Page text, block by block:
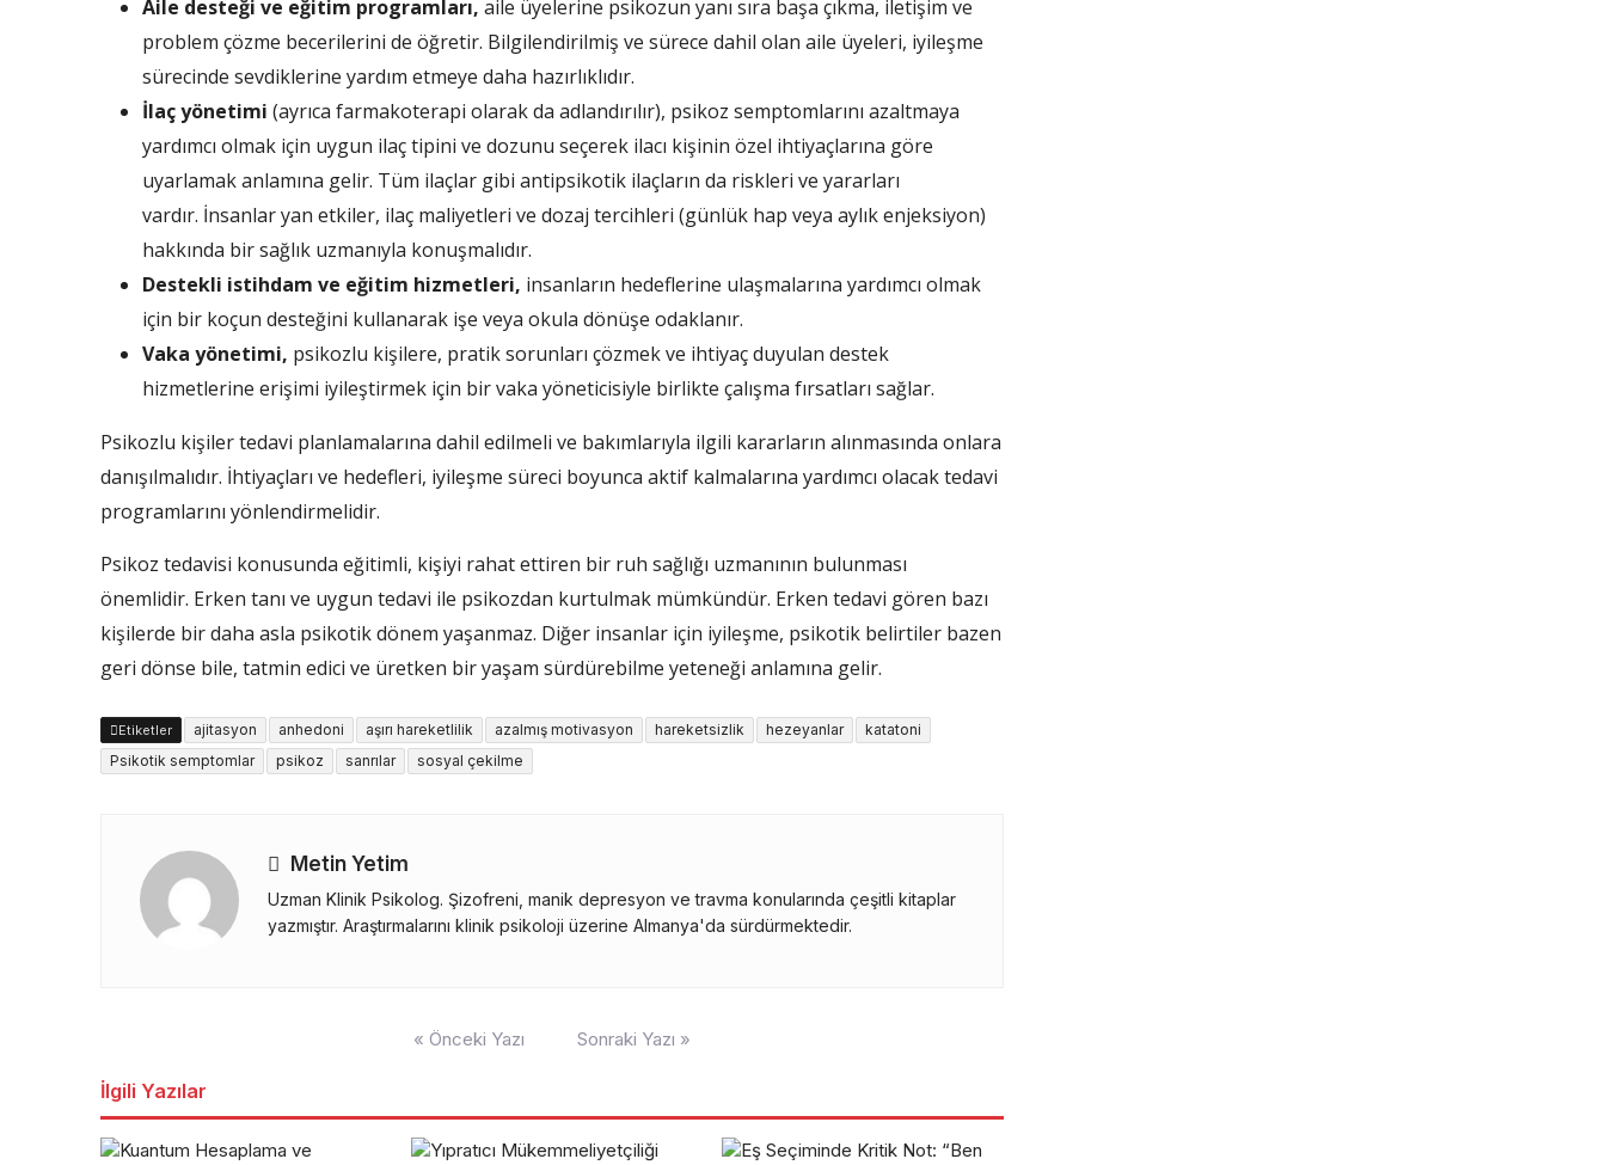
Aile desteği ve eğitim programları, aile üyelerine psikozun yanı sıra başa çıkma, iletişim ve
problem çözme becerilerini de öğretir. Bilgilendirilmiş ve sürece dahil olan aile üyeleri, iyileşme
sürecinde sevdiklerine yardım etmeye daha hazırlıklıdır.
İlaç yönetimi (ayrıca farmakoterapi olarak da adlandırılır), psikoz semptomlarını azaltmaya
yardımcı olmak için uygun ilaç tipini ve dozunu seçerek ilacı kişinin özel ihtiyaçlarına göre
uyarlamak anlamına gelir. Tüm ilaçlar gibi antipsikotik ilaçların da riskleri ve yararları
vardır. İnsanlar yan etkiler, ilaç maliyetleri ve dozaj tercihleri ​​(günlük hap veya aylık enjeksiyon)
hakkında bir sağlık uzmanıyla konuşmalıdır.
Destekli istihdam ve eğitim hizmetleri, insanların hedeflerine ulaşmalarına yardımcı olmak
için bir koçun desteğini kullanarak işe veya okula dönüşe odaklanır.
Vaka yönetimi, psikozlu kişilere, pratik sorunları çözmek ve ihtiyaç duyulan destek
hizmetlerine erişimi iyileştirmek için bir vaka yöneticisiyle birlikte çalışma fırsatları sağlar.
Psikozlu kişiler tedavi planlamalarına dahil edilmeli ve bakımlarıyla ilgili kararların alınmasında onlara
danışılmalıdır. İhtiyaçları ve hedefleri, iyileşme süreci boyunca aktif kalmalarına yardımcı olacak tedavi
programlarını yönlendirmelidir.
Psikoz tedavisi konusunda eğitimli, kişiyi rahat ettiren bir ruh sağlığı uzmanının bulunması
önemlidir. Erken tanı ve uygun tedavi ile psikozdan kurtulmak mümkündür. Erken tedavi gören bazı
kişilerde bir daha asla psikotik dönem yaşanmaz. Diğer insanlar için iyileşme, psikotik belirtiler bazen
geri dönse bile, tatmin edici ve üretken bir yaşam sürdürebilme yeteneği anlamına gelir.
Etiketler ajitasyon anhedoni aşırı hareketlilik azalmış motivasyon hareketsizlik hezeyanlar
katatoni
Psikotik semptomlar
psikoz sanrılar sosyal çekilme
Metin Yetim
Uzman Klinik Psikolog. Şizofreni, manik depresyon ve travma konularında çeşitli kitaplar
yazmıştır. Araştırmalarını klinik psikoloji üzerine Almanya'da sürdürmektedir.
« Önceki Yazı Sonraki Yazı »
İlgili Yazılar